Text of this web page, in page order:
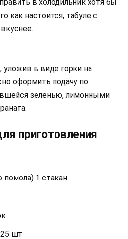
в холодильник хотя бы
как настоится, табуле с
уложив в виде горки на
оформить подачу по
зеленью, лимонными
приготовления
помола) 1 стакан
шт